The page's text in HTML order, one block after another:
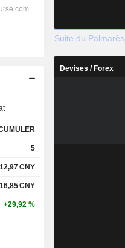
5
12,97CNY
16,85CNY
+29,92 %
Suite du Palmarès
Devises / Forex